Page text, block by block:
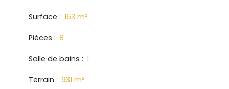
Surface : 163 m²
Pièces : 8
Salle de bains : 1
Terrain : 931 m²